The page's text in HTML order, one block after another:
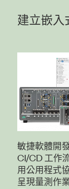
建立嵌入
敏捷軟體開
CI/CD 工作
用公用程式
呈現量測作